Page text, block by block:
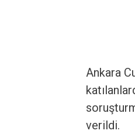
Ankara
verildi.